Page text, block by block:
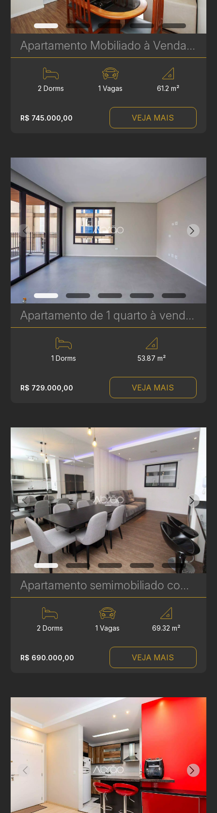
Apartamento Mobiliado à Venda no Batel - 2 Quartos, 61 m² e 1 Vaga – Localização Privilegiada | Ref 1753
2 Dorms 1 Vagas 61.2 m²
R$ 745.000,00 VEJA MAIS
Apartamento de 1 quarto à venda no Temple Batel - 53 m² - Ideal para investidores | Ref. 494
1 Dorms 53.87 m²
R$ 729.000,00 VEJA MAIS
Apartamento semimobiliado com 2 quartos à venda no Centro de Curitiba / Batel – Brigadeiro Towers | Ref 671
2 Dorms 1 Vagas 69.32 m²
R$ 690.000,00 VEJA MAIS